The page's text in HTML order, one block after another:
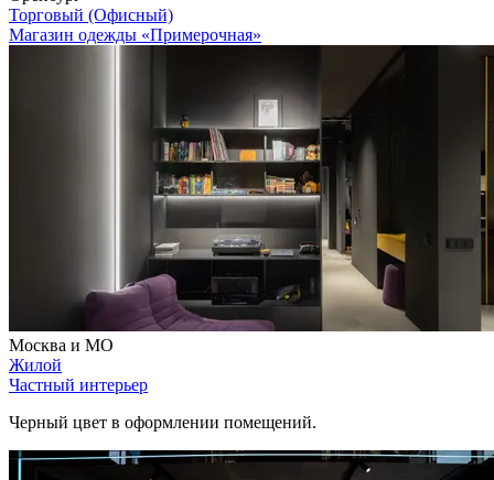
Торговый (Офисный)
Магазин одежды «Примерочная»
Москва и МО
Жилой
Частный интерьер
Черный цвет в оформлении помещений.